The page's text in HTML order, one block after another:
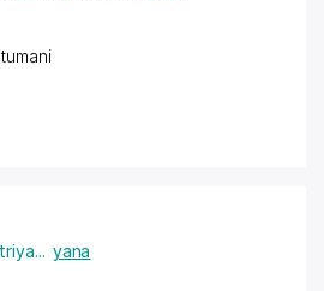
... yana